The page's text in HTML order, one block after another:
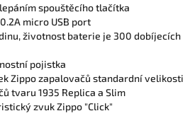
spouštěcího tlačítka
micro USB port
životnost baterie je 300 dobíjecích
pojistka
Zippo zapalovačů standardní velikosti
tvaru 1935 Replica a Slim
zvuk Zippo "Click"